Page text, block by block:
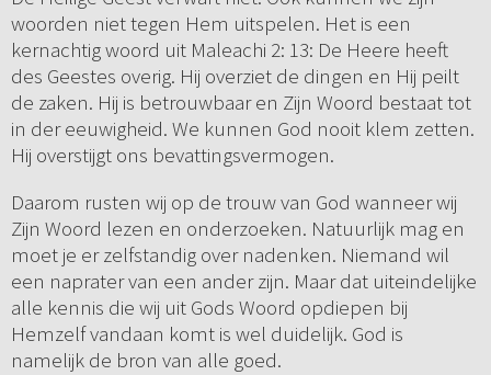
woorden niet tegen Hem uitspelen. Het is een
kernachtig woord uit Maleachi 2: 13: De Heere heeft
des Geestes overig. Hij overziet de dingen en Hij peilt
de zaken. Hij is betrouwbaar en Zijn Woord bestaat tot
in der eeuwigheid. We kunnen God nooit klem zetten.
Hij overstijgt ons bevattingsvermogen.
Daarom rusten wij op de trouw van God wanneer wij
Zijn Woord lezen en onderzoeken. Natuurlijk mag en
moet je er zelfstandig over nadenken. Niemand wil
een naprater van een ander zijn. Maar dat uiteindelijke
alle kennis die wij uit Gods Woord opdiepen bij
Hemzelf vandaan komt is wel duidelijk. God is
namelijk de bron van alle goed.